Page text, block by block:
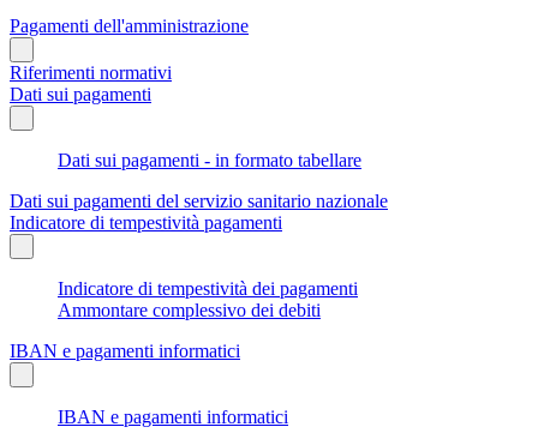
Pagamenti dell'amministrazione
Riferimenti normativi
Dati sui pagamenti
Dati sui pagamenti - in formato tabellare
Dati sui pagamenti del servizio sanitario nazionale
Indicatore di tempestività pagamenti
Indicatore di tempestività dei pagamenti
Ammontare complessivo dei debiti
IBAN e pagamenti informatici
IBAN e pagamenti informatici